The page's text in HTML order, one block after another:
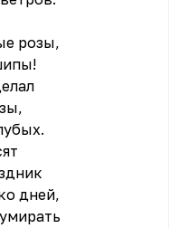
pозы,
дней,